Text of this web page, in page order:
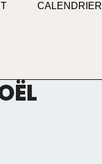
CALENDRIER